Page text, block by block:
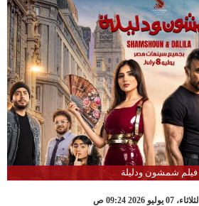
فيلم شمشون ودليلة
الثلاثاء، 07 يوليو 2026 09:24 ص